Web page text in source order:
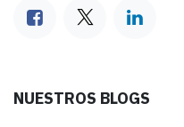
NUESTROS BLOGS